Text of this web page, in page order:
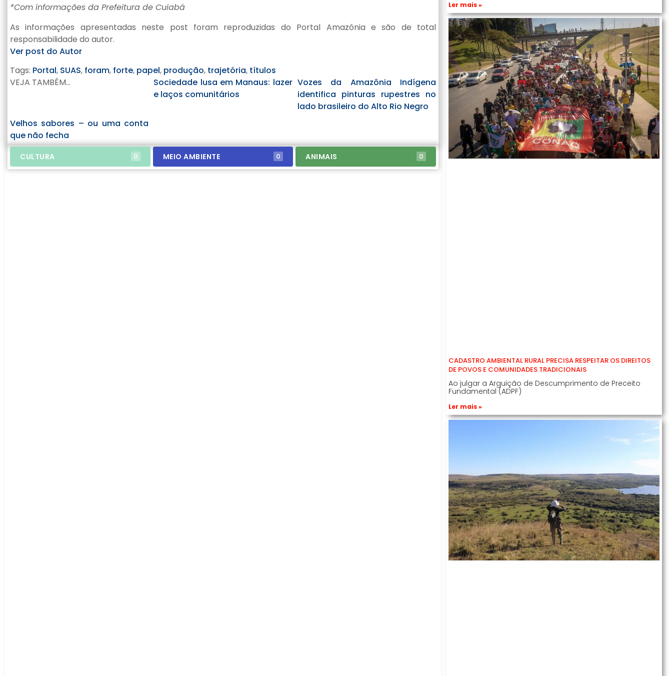
*Com informações da Prefeitura de Cuiabá
As informações apresentadas neste post foram reproduzidas do Portal Amazônia e são de total
responsabilidade do autor.
Ver post do Autor
Tags: Portal, SUAS, foram, forte, papel, produção, trajetória, títulos
VEJA TAMBÉM...
Sociedade lusa em Manaus: lazer
e laços comunitários
Vozes da Amazônia Indígena
identifica pinturas rupestres no
lado brasileiro do Alto Rio Negro
Velhos sabores – ou uma conta
que não fecha
CULTURA 0 MEIO AMBIENTE 0 ANIMAIS 0
Ler mais »
CADASTRO AMBIENTAL RURAL PRECISA RESPEITAR OS DIREITOS
DE POVOS E COMUNIDADES TRADICIONAIS
Ao julgar a Arguição de Descumprimento de Preceito
Fundamental (ADPF)
Ler mais »